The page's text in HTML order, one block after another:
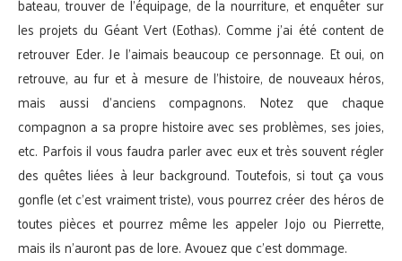
bateau, trouver de l’équipage, de la nourriture, et enquêter sur
les projets du Géant Vert (Eothas). Comme j’ai été content de
retrouver Eder. Je l’aimais beaucoup ce personnage. Et oui, on
retrouve, au fur et à mesure de l’histoire, de nouveaux héros,
mais aussi d’anciens compagnons. Notez que chaque
compagnon a sa propre histoire avec ses problèmes, ses joies,
etc. Parfois il vous faudra parler avec eux et très souvent régler
des quêtes liées à leur background. Toutefois, si tout ça vous
gonfle (et c’est vraiment triste), vous pourrez créer des héros de
toutes pièces et pourrez même les appeler Jojo ou Pierrette,
mais ils n’auront pas de lore. Avouez que c’est dommage.